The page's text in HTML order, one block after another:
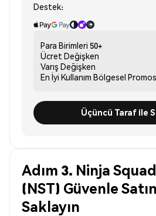
Destek:
Para Birimleri 50+
Ücret Değişken
Varış Değişken
En İyi Kullanım Bölgesel
Üçüncü Taraf ile
Adım 3. Ninja
(NST) Güvenle
Saklayın